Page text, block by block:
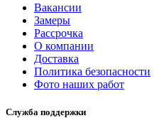
Вакансии
Замеры
Рассрочка
О компании
Доставка
Политика безопасности
Фото наших работ
Служба поддержки